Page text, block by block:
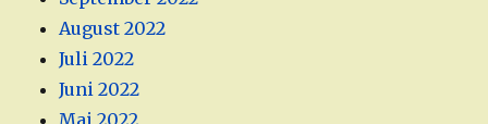
August 2022
Juli 2022
Juni 2022